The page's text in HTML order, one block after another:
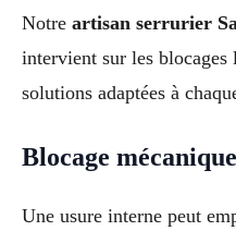
Notre artisan serrurier
intervient sur les blocages
solutions adaptées à
Blocage
Une usure interne peut